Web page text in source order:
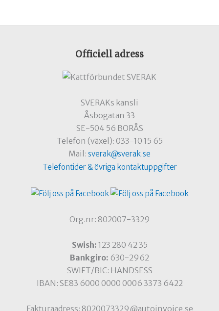
Officiell adress
SVERAKs kansli
Åsbogatan 33
SE-504 56 BORÅS
Telefon (växel): 033-10 15 65
Mail: sverak@sverak.se
Telefontider & övriga kontaktuppgifter
Org.nr: 802007-3329
Swish: 123 280 42 35
Bankgiro: 630-2962
SWIFT/BIC: HANDSESS
IBAN: SE83 6000 0000 0006 3373 6422
Fakturaadress: 8020073329@autoinvoice.se